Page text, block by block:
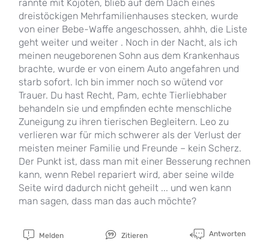
rannte mit Kojoten, blieb auf dem Dach eines
dreistöckigen Mehrfamilienhauses stecken, wurde
von einer Bebe-Waffe angeschossen, ahhh, die Liste
geht weiter und weiter . Noch in der Nacht, als ich
meinen neugeborenen Sohn aus dem Krankenhaus
brachte, wurde er von einem Auto angefahren und
starb sofort. Ich bin immer noch so wütend vor
Trauer. Du hast Recht, Pam, echte Tierliebhaber
behandeln sie und empfinden echte menschliche
Zuneigung zu ihren tierischen Begleitern. Leo zu
verlieren war für mich schwerer als der Verlust der
meisten meiner Familie und Freunde – kein Scherz.
Der Punkt ist, dass man mit einer Besserung rechnen
kann, wenn Rebel repariert wird, aber seine wilde
Seite wird dadurch nicht geheilt ... und wen kann
man sagen, dass man das auch möchte?
Melden Zitieren Antworten